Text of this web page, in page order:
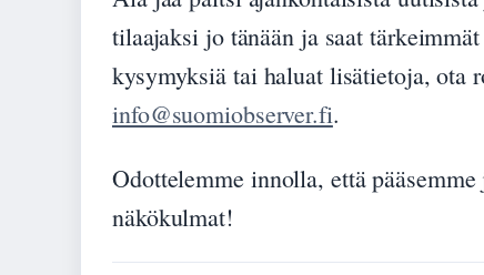
tilaajaksi jo tänään ja saat
kysymyksiä tai haluat lisätietoja, ota
info@suomiobserver.fi.
Odottelemme innolla, että
näkökulmat!